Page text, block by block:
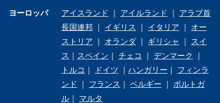
ヨーロッパ アイスランド ｜ アイルランド ｜ アラブ首
長国連邦 ｜ イギリス ｜ イタリア ｜ オー
ストリア ｜ オランダ｜ ギリシャ ｜
スイ
ス ｜ スペイン ｜ チェコ ｜ デンマーク
｜
トルコ ｜ ドイツ ｜ ハンガリー ｜ フィンラ
ンド
｜ フランス ｜ ベルギー ｜ ポルトガ
ル｜ マルタ